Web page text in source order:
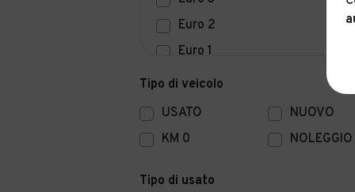
Euro 2
Euro 1
Euro 0
Tipo di veicolo
USATO
NUOVO
KM 0
NOLEGGIO
Tipo di usato